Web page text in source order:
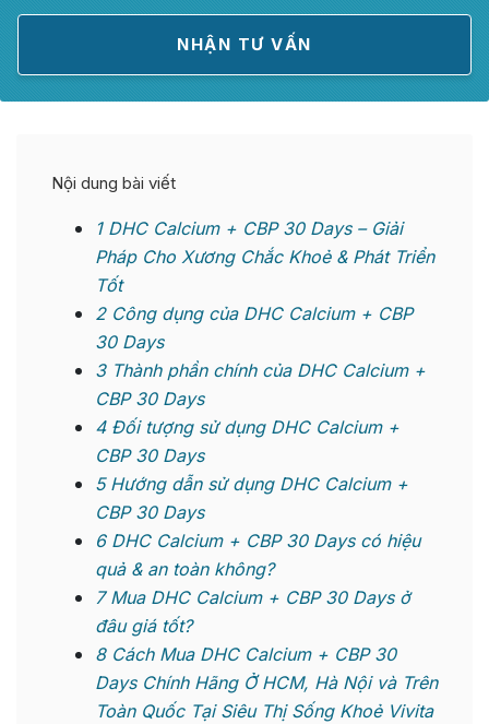
Nội dung bài viết
1DHC Calcium + CBP 30 Days – Giải
Pháp Cho Xương Chắc Khoẻ & Phát Triển
Tốt
2Công dụng của DHC Calcium + CBP
30 Days
3Thành phần chính của DHC Calcium +
CBP 30 Days
4Đối tượng sử dụng DHC Calcium +
CBP 30 Days
5Hướng dẫn sử dụng DHC Calcium +
CBP 30 Days
6DHC Calcium + CBP 30 Days có hiệu
quả & an toàn không?
7Mua DHC Calcium + CBP 30 Days ở
đâu giá tốt?
8Cách Mua DHC Calcium + CBP 30
Days Chính Hãng Ở HCM, Hà Nội và Trên
Toàn Quốc Tại Siêu Thị Sống Khoẻ Vivita